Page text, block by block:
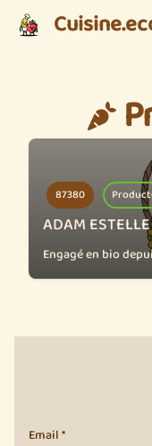
87380
ADAM
Engagé en bio
Email *